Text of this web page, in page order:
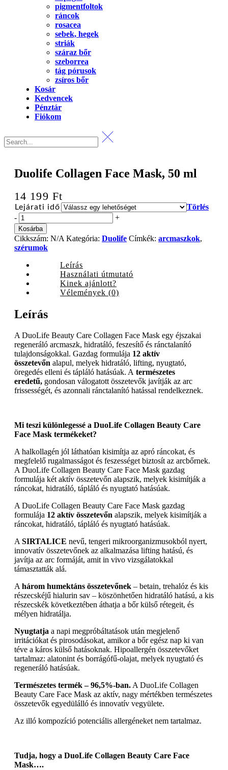
pigmentfoltok
ráncok
rosacea
sebek, hegek
striák
száraz bőr
szeborrea
tág pórusok
zsíros bőr
Kosár
Kedvencek
Pénztár
Fiókom
Duolife Collagen Face Mask, 50 ml
14 199 Ft
Lejárati idő
Törlés
Duolife
Collagen
Face
Mask,
50
quantity
- +
Kosárba
Cikkszám: N/A Kategória: Duolife Címkék: arcmaszkok,
szérumok
Leírás
Használati útmutató
Kinek ajánlott?
Vélemények (0)
Leírás
A DuoLife Beauty Care Collagen Face Mask egy éjszakai
regeneráló arcmaszk, hidratáló, feszesítő és ránctalanító
tulajdonságokkal. Gazdag formulája 12 aktív
összetevőn alapul, melyek hidratáló, lifting, nyugtató,
öregedés elleni és tápláló hatásúak. A természetes
eredetű, gondosan válogatott összetevők javítják az arc
frissességét, és azonnali ránctalanító hatással rendelkeznek.
Mi teszi különlegessé a DuoLife Collagen Beauty Care
Face Mask termékeket?
A halkollagén jól láthatóan kisimítja az apró ráncokat, és
megfelelő rugalmasságot és feszességet biztosít az arcbőrnek.
A DuoLife Collagen Beauty Care Face Mask gazdag
formulája két aktív összetevőn alapszik, melyek kisimítják a
ráncokat, hidratáló, tápláló és nyugtató hatásúak.
A DuoLife Collagen Beauty Care Face Mask gazdag
formulája 12 aktív összetevőn alapszik, melyek kisimítják a
ráncokat, hidratáló, tápláló és nyugtató hatásúak.
ASIRTALICE nevű, tengeri mikroorganizmusokból nyert,
innovatív összetevőnek az alkalmazása lifting hatású, és
javítja az arc formáját, amit in vivo vizsgálatokkal
támasztatták alá.
Ahárom humektáns összetevőnek – betain, trehalóz és kis
részecskéjű hialurin sav – köszönhetően hidratáló hatású, a kis
részecskék következtében áthatja a bőr külső rétegeit, és
mélyen hidratálja.
Nyugtatja a napi megpróbáltatások után megjelenő
irritációkat és pirosodásokat, amikor a bőr egész nap ki van
téve a káros külső hatásoknak. Hipoallergén összetevőket
tartalmaz: alatonint és borrágófű-olajat, melyek nyugtató és
regeneráló hatásúak.
Természetes termék – 96,5%-ban.A DuoLife Collagen
Beauty Care Face Mask az aktív, nagy mértékben természetes
összetevők egyedülálló és innovatív vegyülete.
Az illó kompozíció potenciális allergéneket nem tartalmaz.
Tudja, hogy a DuoLife Collagen Beauty Care Face
Mask….